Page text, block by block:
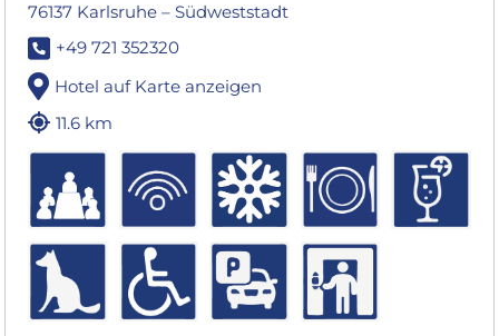
76137 Karlsruhe – Südweststadt
+49 721 352320
Hotel auf Karte anzeigen
11.6 km